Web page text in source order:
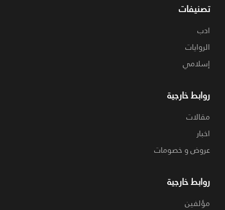
تصنيفات
ادب
الروايات
إسلامي
روابط خارجية
مقالات
اخبار
عروض و خصومات
روابط خارجية
مؤلفين